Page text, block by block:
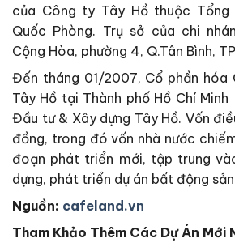
của Công ty Tây Hồ thuộc Tổng
Quốc Phòng. Trụ sở của chi
Cộng Hòa, phường 4, Q.Tân Bình,
Đến tháng 01/2007, Cổ phần hóa
Tây Hồ tại Thành phố Hồ Chí
Đầu tư & Xây dựng Tây Hồ. Vốn
đồng, trong đó vốn nhà nước
đoạn phát triển mới, tập trung
dựng, phát triển dự án bất động
Nguồn: cafeland.vn
Tham Khảo Thêm Các Dự Án Mới